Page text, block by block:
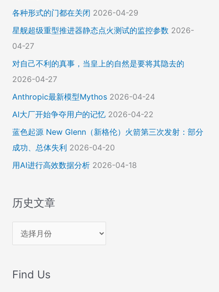
各种形式的门都在关闭 2026-04-29
星舰超级重型推进器静态点火测试的监控参数 2026-
04-27
对自己不利的真事，当皇上的自然是要将其隐去的
2026-04-27
Anthropic最新模型Mythos 2026-04-24
AI大厂开始争夺用户的记忆 2026-04-22
蓝色起源 New Glenn（新格伦）火箭第三次发射：部分
成功、总体失利 2026-04-20
用AI进行高效数据分析 2026-04-18
历史文章
史
章
Find Us